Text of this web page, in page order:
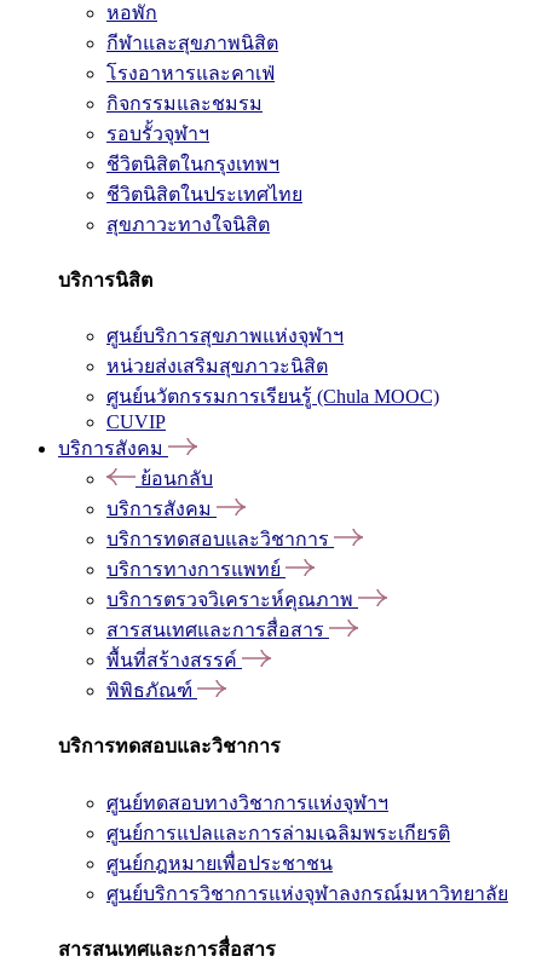
หอพัก
กีฬาและสุขภาพนิสิต
โรงอาหารและคาเฟ่
กิจกรรมและชมรม
รอบรั้วจุฬาฯ
ชีวิตนิสิตในกรุงเทพฯ
ชีวิตนิสิตในประเทศไทย
สุขภาวะทางใจนิสิต
บริการนิสิต
ศูนย์บริการสุขภาพแห่งจุฬาฯ
หน่วยส่งเสริมสุขภาวะนิสิต
ศูนย์นวัตกรรมการเรียนรู้ (Chula MOOC)
CUVIP
บริการสังคม
ย้อนกลับ
บริการสังคม
บริการทดสอบและวิชาการ
บริการทางการแพทย์
บริการตรวจวิเคราะห์คุณภาพ
สารสนเทศและการสื่อสาร
พื้นที่สร้างสรรค์
พิพิธภัณฑ์
บริการทดสอบและวิชาการ
ศูนย์ทดสอบทางวิชาการแห่งจุฬาฯ
ศูนย์การแปลและการล่ามเฉลิมพระเกียรติ
ศูนย์กฎหมายเพื่อประชาชน
ศูนย์บริการวิชาการแห่งจุฬาลงกรณ์มหาวิทยาลัย
สารสนเทศและการสื่อสาร